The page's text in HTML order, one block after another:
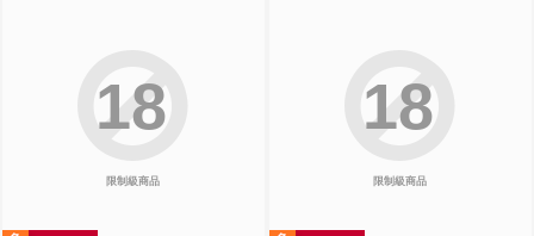
限制級商品
18
限制級商品
18